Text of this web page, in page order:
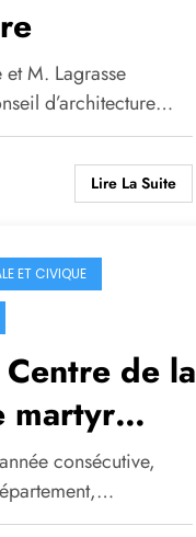
M. Lagrasse
d’architecture…
Lire La Suite
ET CIVIQUE
de la
martyr
2023-
consécutive,